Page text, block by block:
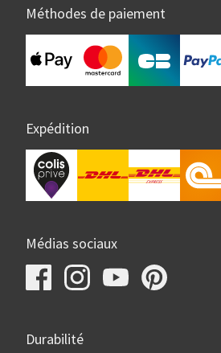
Méthodes de paiement
Expédition
Médias sociaux
Durabilité